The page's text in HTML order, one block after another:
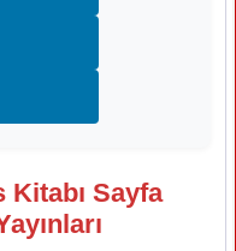
Kitabı Sayfa